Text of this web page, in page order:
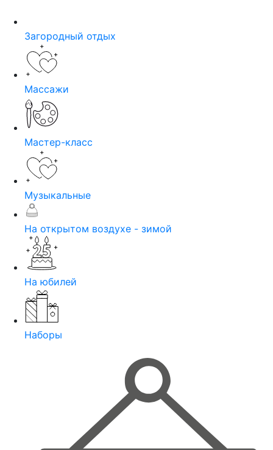
Загородный отдых
Массажи
Мастер-класс
Музыкальные
На открытом воздухе - зимой
На юбилей
Наборы